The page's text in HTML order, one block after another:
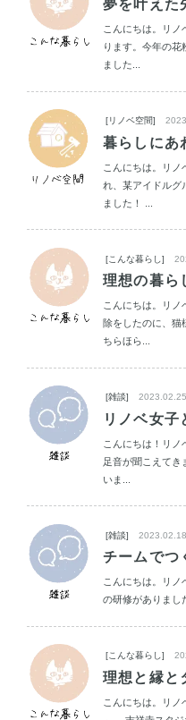
夢を叶えた
こんにちは。リノ
ります。今年の花
ました...
[リノベ空間]
暮らしにあ
こんにちは。リノ
れ、某アイドルグ
ました！ ...
[こんな暮らし]
理想の暮ら
こんにちは。リノ
除をしたのに、猫
ちらほら...
[雑談] 2023.02.25
リノベ女子
こんにちは！リノ
足音が聞こえてき
いま...
[雑談] 2023.02.18
チームでつ
こんにちは。リノ
の研修がありまし
[こんな暮らし]
理想と縁と
こんにちは。リノ